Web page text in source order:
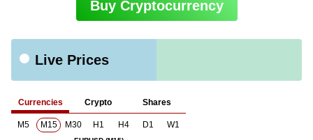
Buy Cryptocurrency
Live Prices